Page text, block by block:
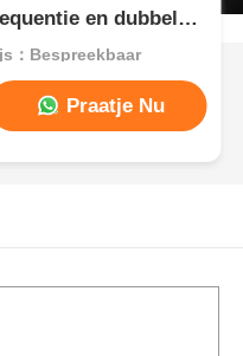
en dubbele
：Bespreekbaar
Praatje Nu